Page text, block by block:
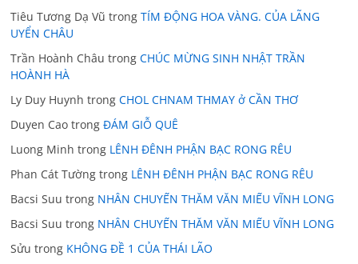
Tiêu Tương Dạ Vũ trongTÍM ĐỘNG HOA VÀNG. CỦA LÃNG
UYỂN CHÂU
Trần Hoành Châu trongCHÚC MỪNG SINH NHẬT TRẦN
HOÀNH HÀ
Ly Duy Huynh trongCHOL CHNAM THMAY ở CẦN THƠ
Duyen Cao trongĐÁM GIỖ QUÊ
Luong Minh trong LÊNH ĐÊNH PHẬN BẠC RONG RÊU
Phan Cát Tường trong LÊNH ĐÊNH PHẬN BẠC RONG RÊU
Bacsi Suu trong NHÂN CHUYẾN THĂM VĂN MIẾU VĨNH LONG
Bacsi Suu trong NHÂN CHUYẾN THĂM VĂN MIẾU VĨNH LONG
Sửu trong KHÔNG ĐỀ 1 CỦA THÁI LÃO